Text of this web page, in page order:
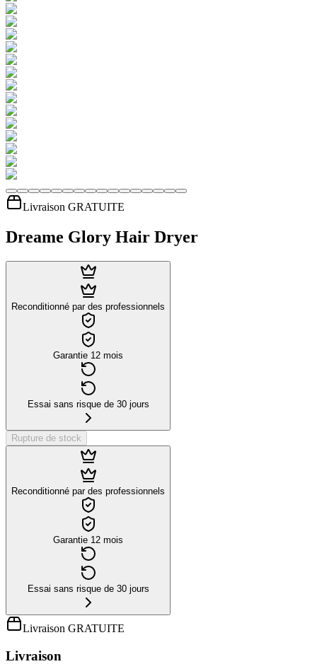
Livraison GRATUITE
Dreame Glory Hair Dryer
Reconditionné par des professionnels
Garantie 12 mois
Essai sans risque de 30 jours
Rupture de stock
Reconditionné par des professionnels
Garantie 12 mois
Essai sans risque de 30 jours
Livraison GRATUITE
Livraison